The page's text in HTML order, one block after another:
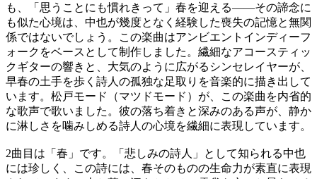
も、「思うことにも慣れきって」春を迎える――その諦念に
も似た心境は、中也が幾度となく経験した喪失の記憶と無関
係ではないでしょう。この楽曲はアンビエントインディーフ
ォークをベースとして制作しました。繊細なアコースティッ
クギターの響きと、大気のように広がるシンセレイヤーが、
早春の土手を歩く詩人の孤独な足取りを音楽的に描き出して
います。松戸モード（マツドモード）が、この楽曲を内省的
な歌声で歌いました。彼の落ち着きと深みのある声が、静か
に淋しさを噛みしめる詩人の心境を繊細に表現しています。
2曲目は「春」です。「悲しみの詩人」として知られる中也
には珍しく、この詩には、春そのものの生命力が素直に表現